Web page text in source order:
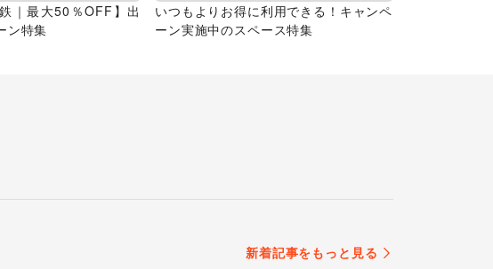
｜最大50％OFF】出
ン特集
いつもよりお得に利用できる！キャンペ
ーン実施中のスペース特集
新着記事をもっと見る